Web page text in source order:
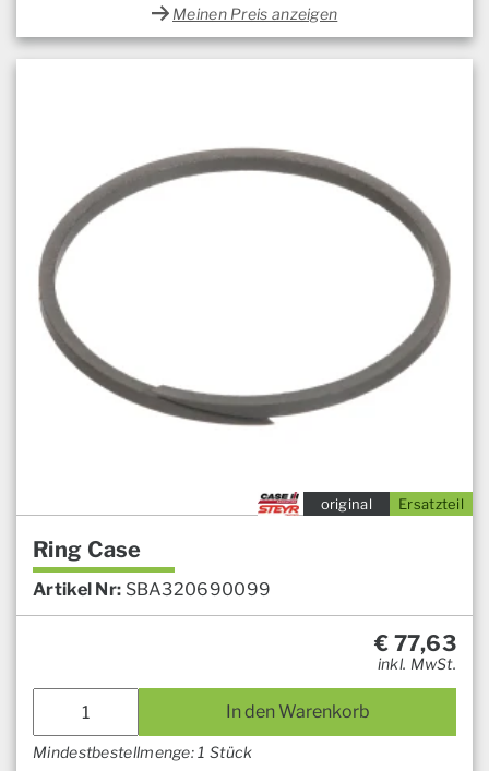
Meinen Preis anzeigen
Ersatzteil
original
Ring Case
Artikel Nr: SBA320690099
€ 77,63
inkl. MwSt.
In den Warenkorb
Mindestbestellmenge: 1 Stück